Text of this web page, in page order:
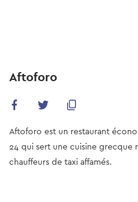
content
Aftoforo
Aftoforo est un restaurant
24 qui sert une cuisine grecque
chauffeurs de taxi affamés.